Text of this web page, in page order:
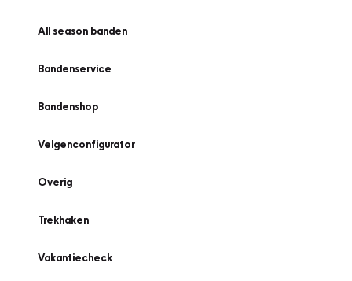
All season banden
Bandenservice
Bandenshop
Velgenconfigurator
Overig
Trekhaken
Vakantiecheck